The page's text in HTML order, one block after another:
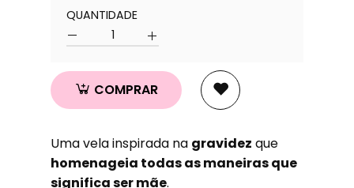
Quantidade
QUANTIDADE
COMPRAR
Uma vela inspirada na gravidez que
homenageia todas as maneiras que
significa ser mãe.